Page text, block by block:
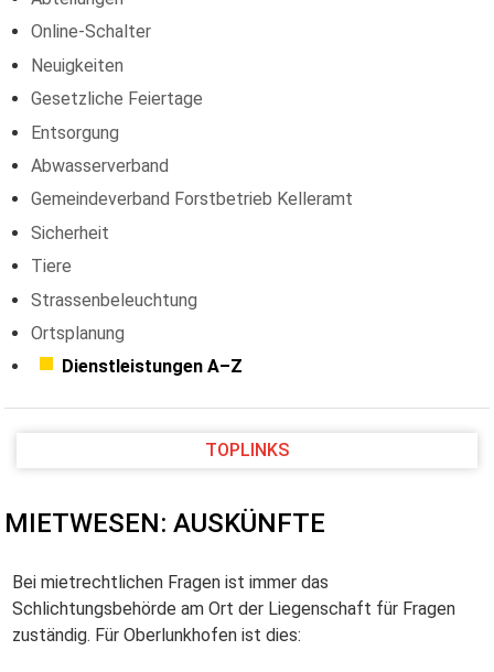
Online-Schalter
Neuigkeiten
Gesetzliche Feiertage
Entsorgung
Abwasserverband
Gemeindeverband Forstbetrieb Kelleramt
Sicherheit
Tiere
Strassenbeleuchtung
Ortsplanung
Dienstleistungen A–Z
TOPLINKS
MIETWESEN: AUSKÜNFTE
Bei mietrechtlichen Fragen ist immer das
Schlichtungsbehörde am Ort der Liegenschaft für Fragen
zuständig. Für Oberlunkhofen ist dies: